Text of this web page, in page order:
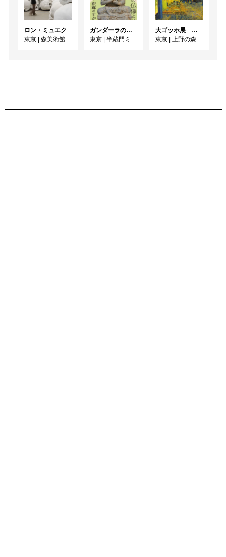
ロン・ミュエク
東京
森美術館
ガンダーラの仏像と仏伝ー釈尊のすがたー
東京
半蔵門ミュージアム
大ゴッホ展 夜のカフェテラス
東京
上野の森美術館